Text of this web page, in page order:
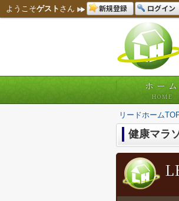
ようこそゲスト さん 新規登録 ログイン
ホーム
HOME
リードホーム
健康マラ